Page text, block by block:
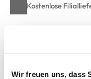
Wir freuen uns, dass
Kostenlose